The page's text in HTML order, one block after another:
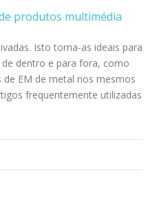
produtos multimédia
Isto torna-as ideais para
dentro e para fora, como
EM de metal nos mesmos
frequentemente utilizadas